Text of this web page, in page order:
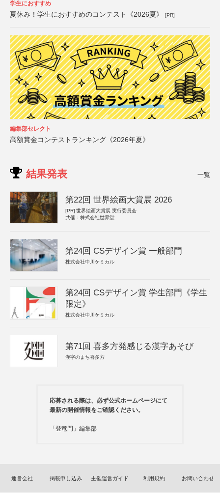
学生におすすめ
夏休み！学生におすすめのコンテスト《2026夏》 [PR]
編集部セレクト
高額賞金コンテストランキング《2026年夏》
結果発表 一覧
第22回 世界絵画大賞展 2026
[PR] 世界絵画大賞展 実行委員会
共催：株式会社世界堂
第24回 CSデザイン賞 一般部門
株式会社中川ケミカル
第24回 CSデザイン賞 学生部門《学生
限定》
株式会社中川ケミカル
第71回 喜多方発感じる漢字あそび
漢字のまち喜多方
応募される際は、必ず公式ホームページにて
最新の開催情報をご確認ください。
「登竜門」編集部
運営会社 掲載申し込み 主催運営ガイド 利用規約 お問い合わせ